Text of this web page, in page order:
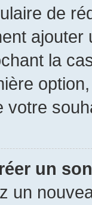
de
la
un
un